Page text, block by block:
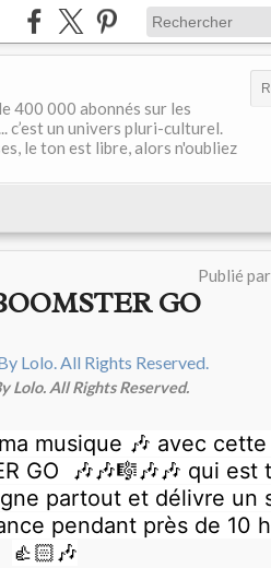
400 000 abonnés sur les
c’est un univers pluri-culturel.
le ton est libre, alors n'oubliez
Publié par
GO
Lolo. All Rights Reserved.
musique 🎶 avec
GO
🎶🎶🎼🎶🎶 qui est
partout et délivre un
pendant près de 10
👍🏻🎶